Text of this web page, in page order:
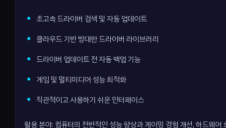
초고속 드라이버 검색 및 자동 업데이트
클라우드 기반 방대한 드라이버 라이브러리
드라이버 업데이트 전 자동 백업 기능
게임 및 멀티미디어 성능 최적화
직관적이고 사용하기 쉬운 인터페이스
활용 분야: 컴퓨터의 전반적인 성능 향상과 게이밍 경험 개선, 하드웨